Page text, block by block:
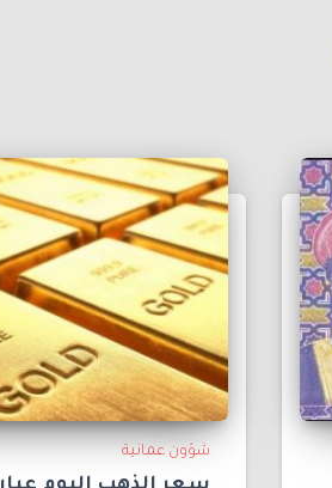
شؤون عمانية